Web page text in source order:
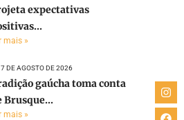
expectativas
mais »
7 DE AGOSTO DE 2026
gaúcha toma conta
Brusque...
mais »